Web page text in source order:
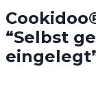
“Selbst